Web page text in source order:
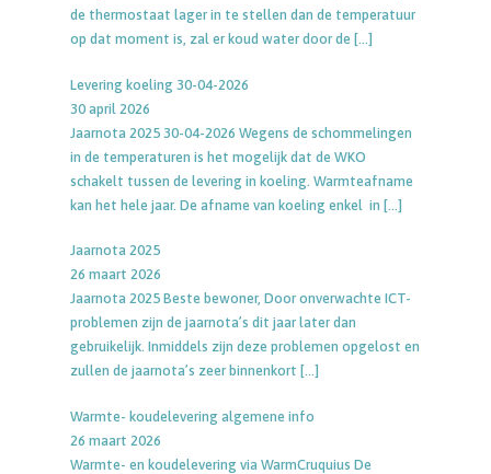
de thermostaat lager in te stellen dan de temperatuur
op dat moment is, zal er koud water door de […]
Levering koeling 30-04-2026
30 april 2026
Jaarnota 2025 30-04-2026 Wegens de schommelingen
in de temperaturen is het mogelijk dat de WKO
schakelt tussen de levering in koeling. Warmteafname
kan het hele jaar. De afname van koeling enkel in […]
Jaarnota 2025
26 maart 2026
Jaarnota 2025 Beste bewoner, Door onverwachte ICT-
problemen zijn de jaarnota’s dit jaar later dan
gebruikelijk. Inmiddels zijn deze problemen opgelost en
zullen de jaarnota’s zeer binnenkort […]
Warmte- koudelevering algemene info
26 maart 2026
Warmte- en koudelevering via WarmCruquius De